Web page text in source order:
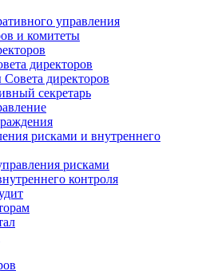
управления
и комитеты
директоров
директоров
секретарь
рисками и внутреннего
рисками
контроля